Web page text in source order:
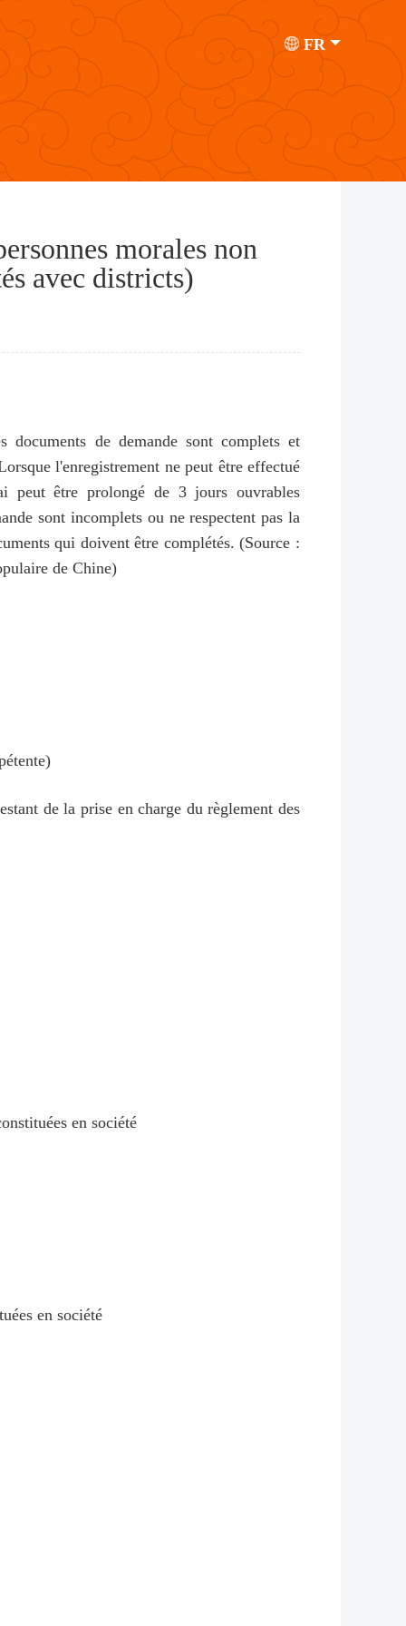
FR
morales non
avec districts)
documents de demande sont complets et
l'enregistrement ne peut être effectué
peut être prolongé de 3 jours ouvrables
sont incomplets ou ne respectent pas la
qui doivent être complétés. (Source :
de Chine)
de la prise en charge du règlement des
en société
en société